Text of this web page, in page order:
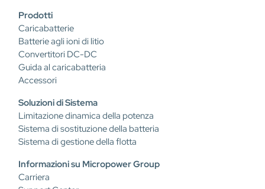
Prodotti
Caricabatterie
Batterie agli ioni di litio
Convertitori DC-DC
Guida al caricabatteria
Accessori
Soluzioni di Sistema
Limitazione dinamica della potenza
Sistema di sostituzione della batteria
Sistema di gestione della flotta
Informazioni su Micropower Group
Carriera